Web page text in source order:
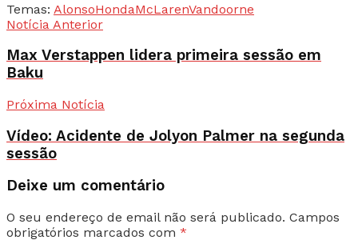
Temas: AlonsoHondaMcLarenVandoorne
Notícia Anterior
Max Verstappen lidera primeira sessão em
Baku
Próxima Notícia
Vídeo: Acidente de Jolyon Palmer na segunda
sessão
Deixe um comentário
O seu endereço de email não será publicado. Campos
obrigatórios marcados com *